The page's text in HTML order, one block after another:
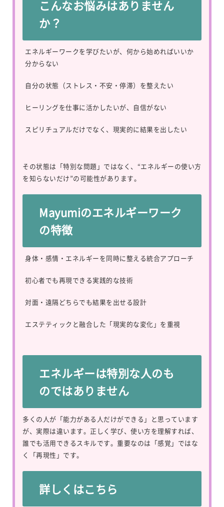
こんなお悩みはありません
か？
エネルギーワークを学びたいが、何から始めればいいか
分からない
自分の状態（ストレス・不安・停滞）を整えたい
ヒーリングを仕事に活かしたいが、自信がない
スピリチュアルだけでなく、現実的に結果を出したい
その状態は「特別な問題」ではなく、“エネルギーの使い方
を知らないだけ”の可能性があります。
Mayumiのエネルギーワーク
の特徴
身体・感情・エネルギーを同時に整える統合アプローチ
初心者でも再現できる実践的な技術
対面・遠隔どちらでも結果を出せる設計
エステティックと融合した「現実的な変化」を重視
エネルギーは特別な人のも
のではありません
多くの人が「能力がある人だけができる」と思っています
が、実際は違います。正しく学び、使い方を理解すれば、
誰でも活用できるスキルです。重要なのは「感覚」ではな
く「再現性」です。
詳しくはこちら